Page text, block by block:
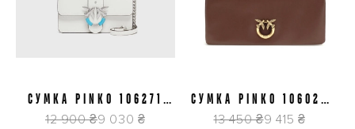
СУМКА PINKO 106271
A0F1 Z15E
12 900 ₴9 030 ₴
СУМКА PINKO 106022
A0QO R49Q
13 450 ₴9 415 ₴